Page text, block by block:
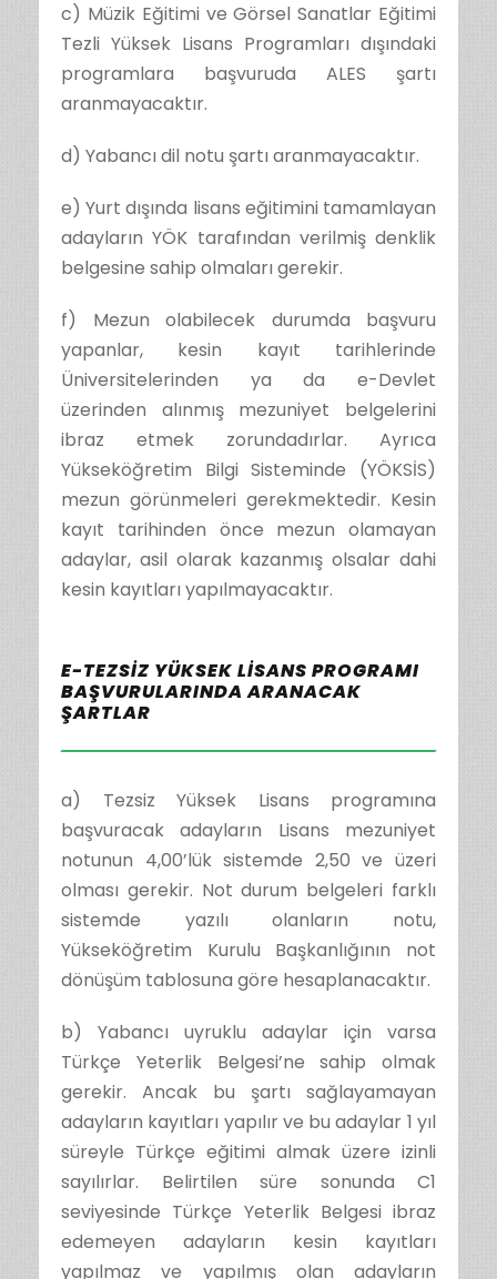
c) Müzik Eğitimi ve Görsel Sanatlar Eğitimi
Tezli Yüksek Lisans Programları dışındaki
programlara başvuruda ALES şartı
aranmayacaktır.
d) Yabancı dil notu şartı aranmayacaktır.
e) Yurt dışında lisans eğitimini tamamlayan
adayların YÖK tarafından verilmiş denklik
belgesine sahip olmaları gerekir.
f) Mezun olabilecek durumda başvuru
yapanlar, kesin kayıt tarihlerinde
Üniversitelerinden ya da e-Devlet
üzerinden alınmış mezuniyet belgelerini
ibraz etmek zorundadırlar. Ayrıca
Yükseköğretim Bilgi Sisteminde (YÖKSİS)
mezun görünmeleri gerekmektedir. Kesin
kayıt tarihinden önce mezun olamayan
adaylar, asil olarak kazanmış olsalar dahi
kesin kayıtları yapılmayacaktır.
E-TEZSİZ YÜKSEK LİSANS PROGRAMI
BAŞVURULARINDA ARANACAK
ŞARTLAR
a) Tezsiz Yüksek Lisans programına
başvuracak adayların Lisans mezuniyet
notunun 4,00’lük sistemde 2,50 ve üzeri
olması gerekir. Not durum belgeleri farklı
sistemde yazılı olanların notu,
Yükseköğretim Kurulu Başkanlığının not
dönüşüm tablosuna göre hesaplanacaktır.
b) Yabancı uyruklu adaylar için varsa
Türkçe Yeterlik Belgesi’ne sahip olmak
gerekir. Ancak bu şartı sağlayamayan
adayların kayıtları yapılır ve bu adaylar 1 yıl
süreyle Türkçe eğitimi almak üzere izinli
sayılırlar. Belirtilen süre sonunda C1
seviyesinde Türkçe Yeterlik Belgesi ibraz
edemeyen adayların kesin kayıtları
yapılmaz ve yapılmış olan adayların